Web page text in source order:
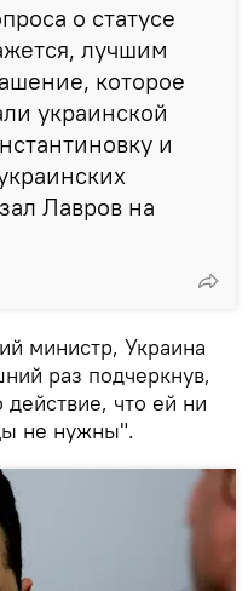
о статусе
лучшим
которое
украинской
и
Лавров на
министр, Украина
раз подчеркнув,
что ей ни
не нужны".